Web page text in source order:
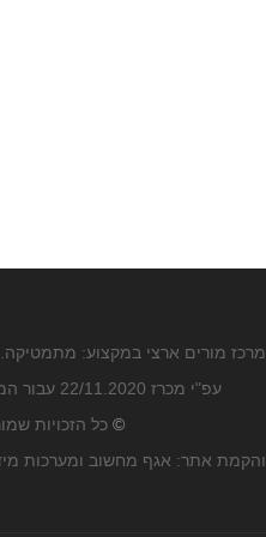
מרכז מורים ארצי במקצוע:
עפ"י מכרז 22/11.2020 עבור המזכירות הפדגוגית, משרד החינוך.
© כל הזכויות
אתר: אגף מחשוב ומערכות